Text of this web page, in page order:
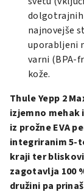
dolgotrajnih
najnovejše
uporabljeni
varni (BPA-
kože.
Thule Yepp 2
izjemno mehak
iz prožne EVA
integriranim 5-
kraji ter
zagotavlja 100
družini pa